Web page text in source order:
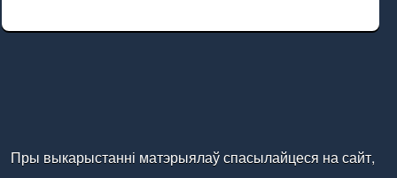
Пры выкарыстанні матэрыялаў спасылайцеся на сайт,